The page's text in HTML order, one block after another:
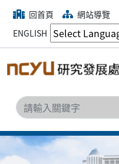
回首頁 網站導覽
ENGLISH